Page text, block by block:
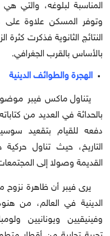
المناسبة لبلوغه، والتي هي
وتوفر المسكن علاوة
النتائج الثانوية فذكرت كثرة
بالأساس بالقرب الجغرافي.
الهجرة والطوائف الدينية
يتناول ماكس فيبر
بالحداثة في العديد من
دفعه للقيام بتقعيد
التاريخ، حيث تناول
القديمة وصولا إلى
يرى فيبر أن ظاهرة نزوح
الدينية في العالم، من
وفينيقيين ويونانيين